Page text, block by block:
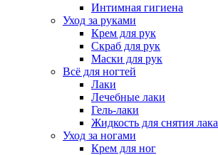
Интимная гигиена
Уход за руками
Крем для рук
Скраб для рук
Маски для рук
Всё для ногтей
Лаки
Лечебные лаки
Гель-лаки
Жидкость для снятия лака
Уход за ногами
Крем для ног